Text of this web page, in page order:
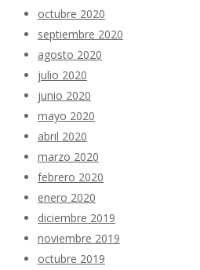
octubre 2020
septiembre 2020
agosto 2020
julio 2020
junio 2020
mayo 2020
abril 2020
marzo 2020
febrero 2020
enero 2020
diciembre 2019
noviembre 2019
octubre 2019